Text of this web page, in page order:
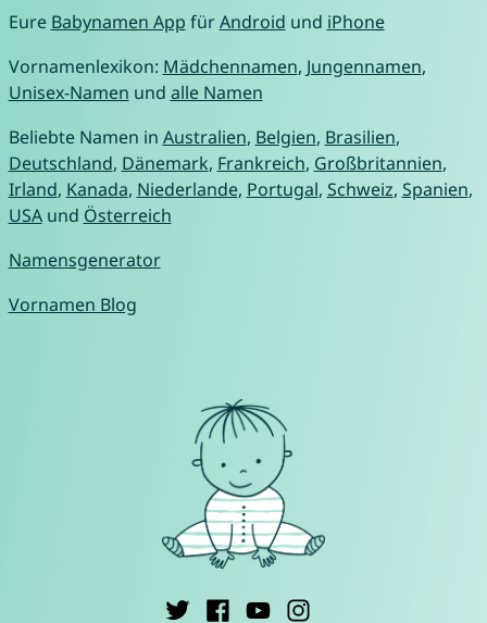
Eure Babynamen App fürAndroid und iPhone
Vornamenlexikon: Mädchennamen, Jungennamen,
Unisex-Namen und alle Namen
Beliebte Namen in Australien, Belgien, Brasilien,
Deutschland, Dänemark, Frankreich, Großbritannien,
Irland, Kanada, Niederlande, Portugal, Schweiz, Spanien,
USAund Österreich
Namensgenerator
Vornamen Blog